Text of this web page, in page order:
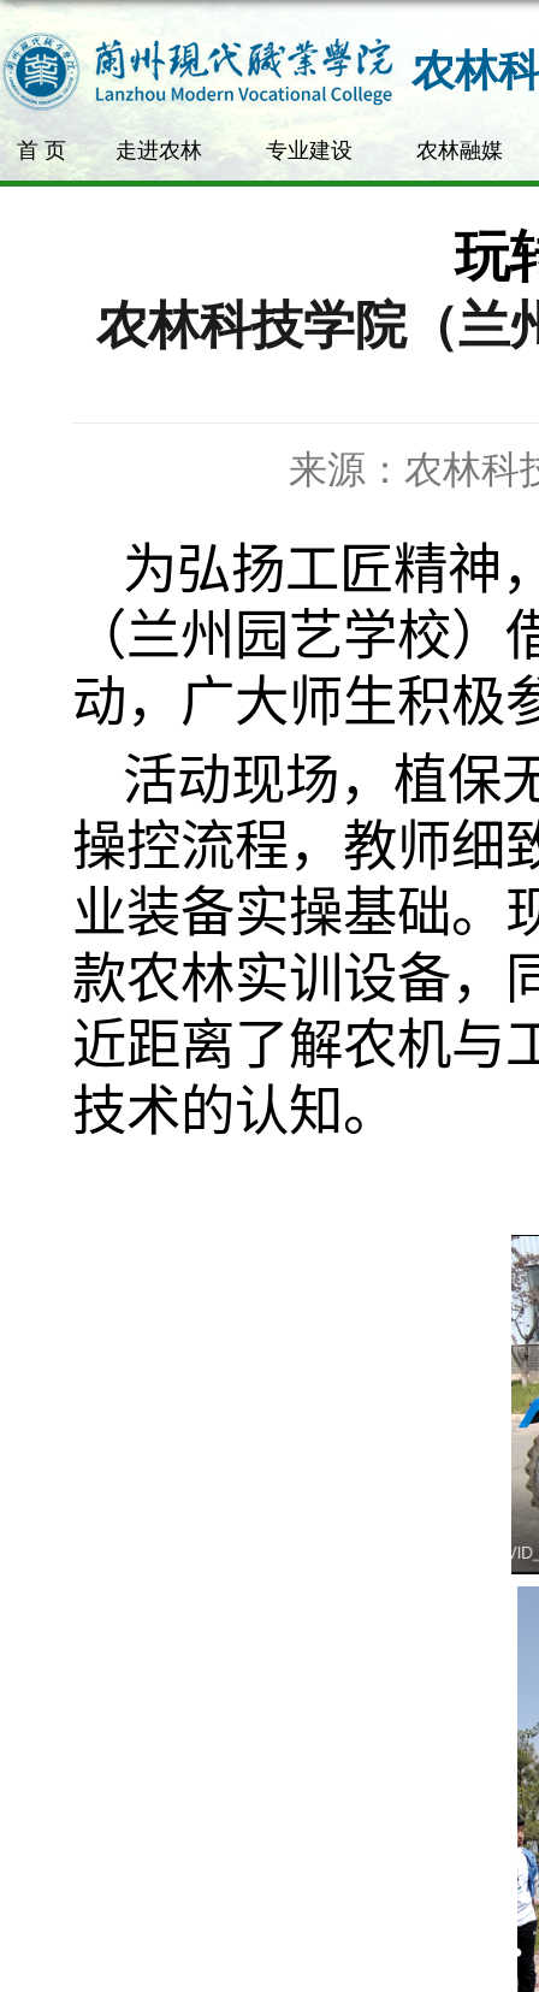
农林
首 页 走进农林 专业建设 农林融媒
玩
农林科技学院（兰
来源：农林科
为弘扬工匠精神
（兰州园艺学校
动，广大师生积极
活动现场，植保
操控流程，教师细
业装备实操基础。
款农林实训设备，
近距离了解农机与
技术的认知。